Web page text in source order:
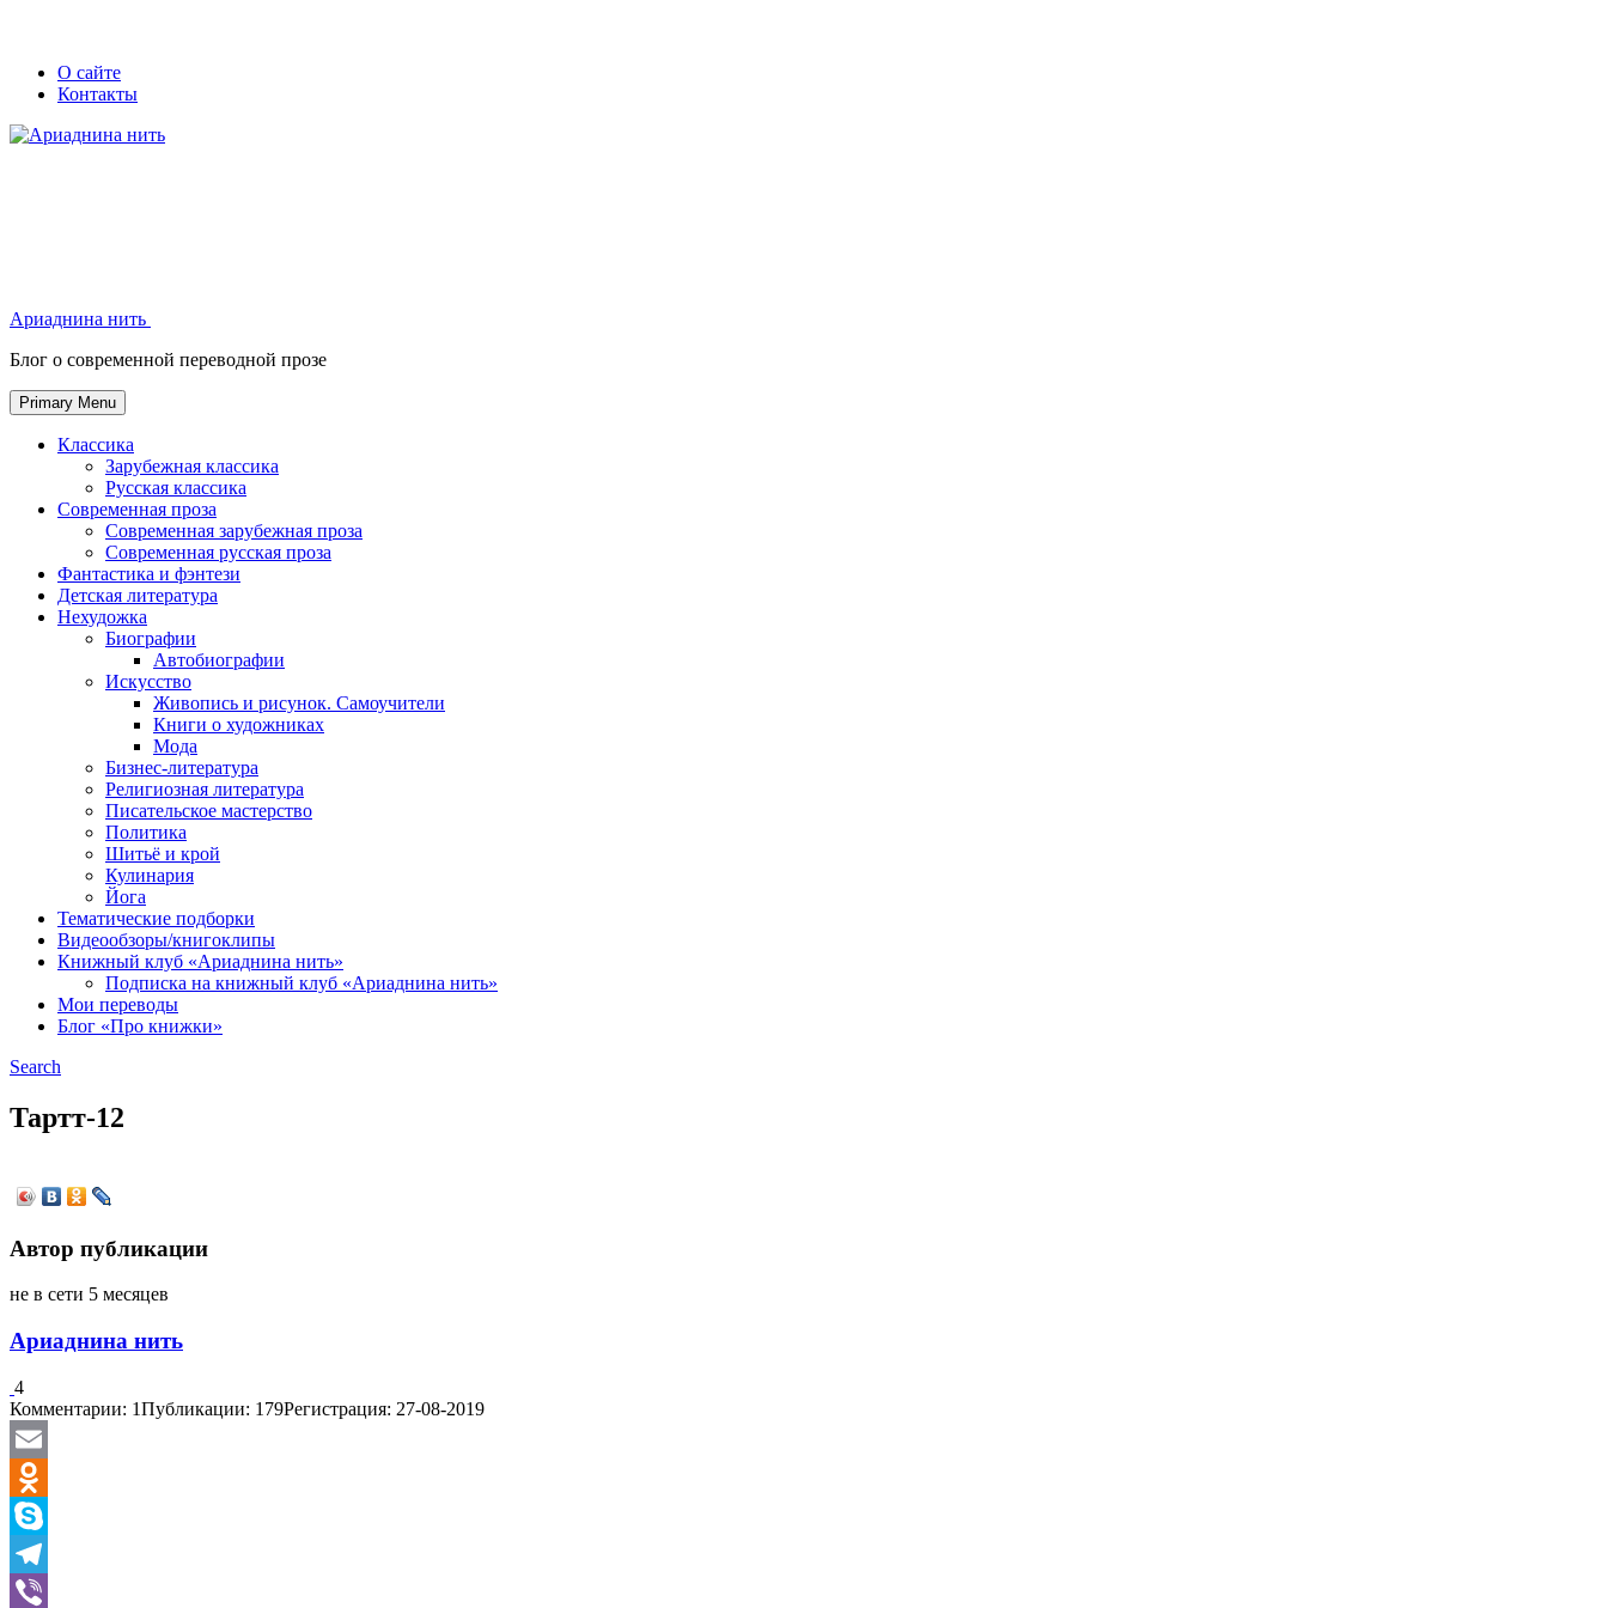
Skip
Secondary
left
navigation
Secondary
right
navigation
О сайте
Контакты
Ариаднина нить
Блог о современной переводной прозе
Primary Menu
Классика
Зарубежная классика
Русская классика
Современная проза
Современная зарубежная проза
Современная русская проза
Фантастика и фэнтези
Детская литература
Нехудожка
Биографии
Автобиографии
Искусство
Живопись и рисунок. Самоучители
Книги о художниках
Мода
Бизнес-литература
Религиозная литература
Писательское мастерство
Политика
Шитьё и крой
Кулинария
Йога
Тематические подборки
Видеообзоры/книгоклипы
Книжный клуб «Ариаднина нить»
Подписка на книжный клуб «Ариаднина нить»
Мои переводы
Блог «Про книжки»
Search
Тартт-12
Автор публикации
не в сети 5 месяцев
Ариаднина нить
4
Комментарии: 1Публикации: 179Регистрация: 27-08-2019
Email
Odnoklassniki
Skype
Telegram